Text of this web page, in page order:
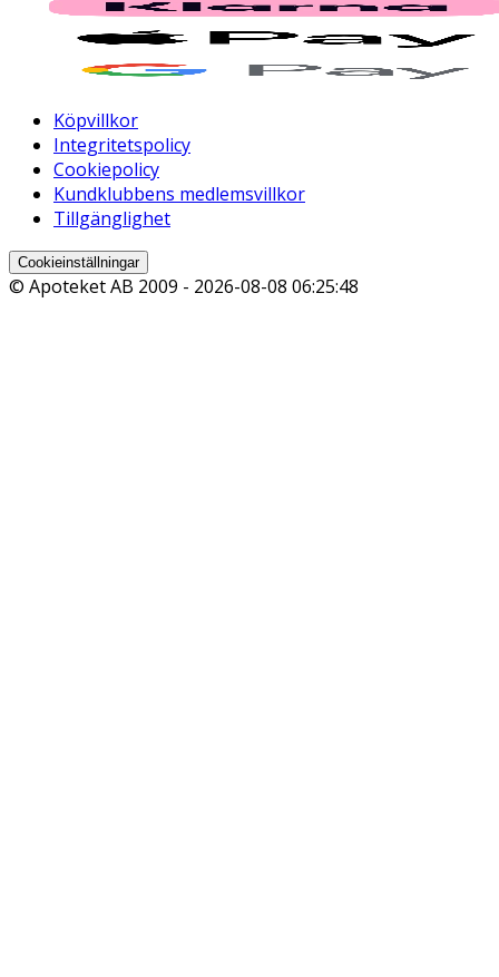
Köpvillkor
Integritetspolicy
Cookiepolicy
Kundklubbens medlemsvillkor
Tillgänglighet
Cookieinställningar
© Apoteket AB 2009 - 2026-08-08 06:25:48